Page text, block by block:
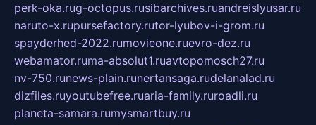
perk-oka.rug-octopus.rusibarchives.ruandreislyusar.ru
naruto-x.rupursefactory.rutor-lyubov-i-grom.ru
spayderhed-2022.rumovieone.ruevro-dez.ru
webamator.ruma-absolut1.ruavtopomosch27.ru
nv-750.runews-plain.runertansaga.rudelanalad.ru
dizfiles.ruyoutubefree.ruaria-family.ruroadli.ru
planeta-samara.rumysmartbuy.ru